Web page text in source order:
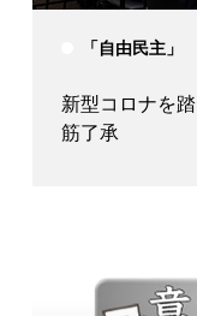
「自由民主」
新型コロナを
筋了承